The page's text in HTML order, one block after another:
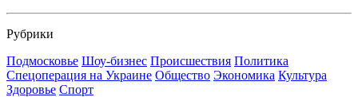
Рубрики
Подмосковье Шоу-бизнес Происшествия Политика
Спецоперация на Украине Общество Экономика Культура
Здоровье Спорт